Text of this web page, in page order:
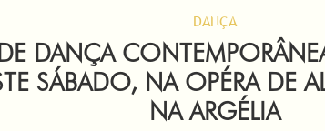
DANÇA
DANÇA
SÁBADO, NA OPÉRA DE
NA ARGÉLIA